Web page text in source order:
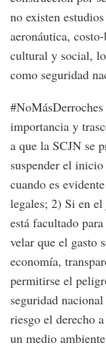
no existen
aeronáutica,
cultural y social,
como seguridad
importancia y
a que la SCJN se
suspender el
cuando es
legales; 2) Si en
está facultado
velar que el gasto
economía,
permitirse el
seguridad
riesgo el derecho
un medio